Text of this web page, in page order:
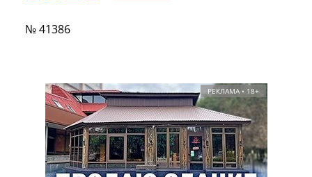
№ 41386
РЕКЛАМА • 18+